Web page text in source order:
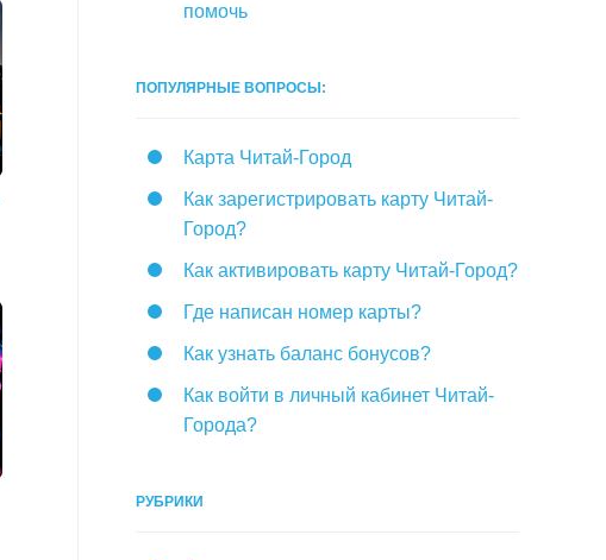
помочь
ПОПУЛЯРНЫЕ ВОПРОСЫ:
Карта Читай-Город
Как зарегистрировать карту Читай-
Город?
Как активировать карту Читай-Город?
Где написан номер карты?
Как узнать баланс бонусов?
Как войти в личный кабинет Читай-
Города?
РУБРИКИ